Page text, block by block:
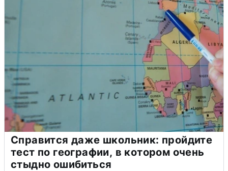
Справится даже школьник: пройдите
тест по географии, в котором очень
стыдно ошибиться